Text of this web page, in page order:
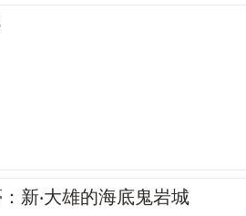
新‧大雄的海底鬼岩城